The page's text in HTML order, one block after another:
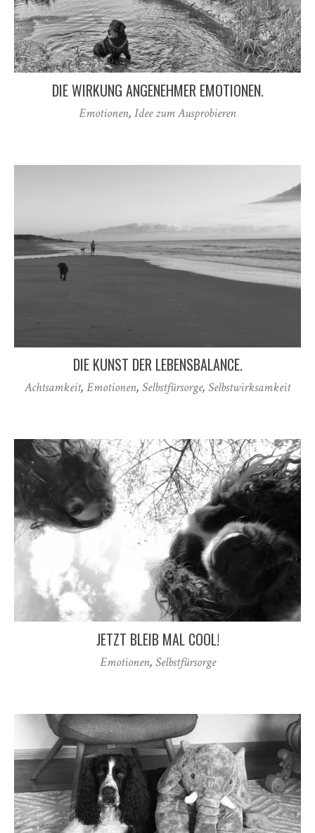
DIE WIRKUNG ANGENEHMER EMOTIONEN.
Emotionen, Idee zum Ausprobieren
DIE KUNST DER LEBENSBALANCE.
Achtsamkeit, Emotionen, Selbstfürsorge, Selbstwirksamkeit
JETZT BLEIB MAL COOL!
Emotionen, Selbstfürsorge